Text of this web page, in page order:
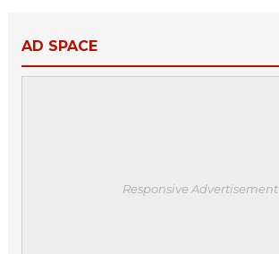
AD SPACE
Responsive Advertisement